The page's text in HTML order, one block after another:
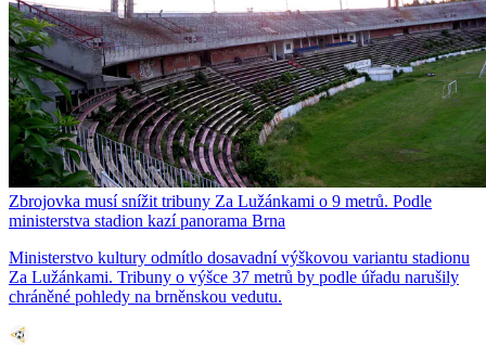
Zbrojovka musí snížit tribuny Za Lužánkami o 9 metrů. Podle
ministerstva stadion kazí panorama Brna
Ministerstvo kultury odmítlo dosavadní výškovou variantu stadionu
Za Lužánkami. Tribuny o výšce 37 metrů by podle úřadu narušily
chráněné pohledy na brněnskou vedutu.